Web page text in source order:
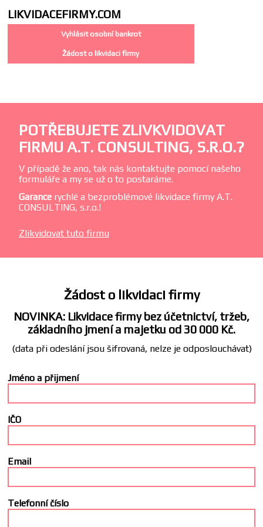
LIKVIDACEFIRMY.COM
Vyhlásit osobní bankrot
Žádost o likvidaci firmy
POTŘEBUJETE ZLIVKVIDOVAT
FIRMU A.T. CONSULTING, S.R.O.?
V případě že ano, tak nás kontaktujte pomocí našeho
formuláře a my se už o to postaráme.
Garance rychlé a bezproblémové likvidace firmy A.T.
CONSULTING, s.r.o.!
Zlikvidovat tuto firmu
Žádost o likvidaci firmy
NOVINKA: Likvidace firmy bez účetnictví, tržeb,
základního jmení a majetku od 30 000 Kč.
(data při odeslání jsou šifrovaná, nelze je odposlouchávat)
Jméno a přijmení
IČO
Email
Telefonní číslo